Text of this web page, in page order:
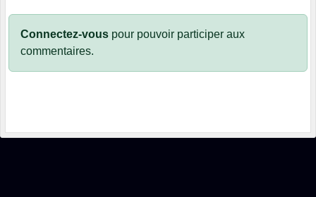
Connectez-vous pour pouvoir participer aux
commentaires.